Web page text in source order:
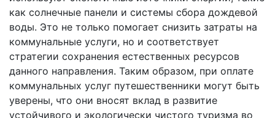
как солнечные панели и системы сбора дождевой
воды. Это не только помогает снизить затраты на
коммунальные услуги, но и соответствует
стратегии сохранения естественных ресурсов
данного направления. Таким образом, при оплате
коммунальных услуг путешественники могут быть
уверены, что они вносят вклад в развитие
устойчивого и экологически чистого туризма во